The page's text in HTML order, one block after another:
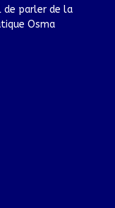
de parler de la
Osma